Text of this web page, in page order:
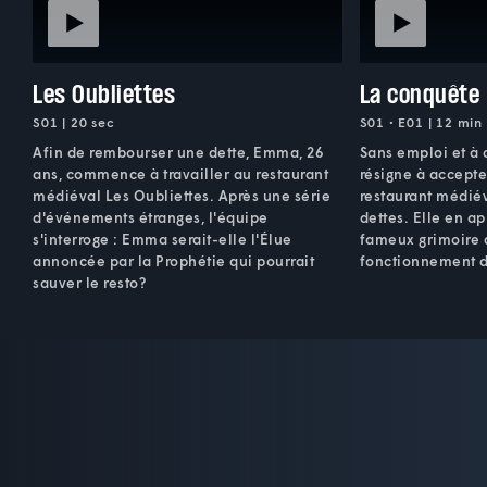
Les Oubliettes
S01 | 20 sec
Afin de rembourser une dette, Emma, 26
ans, commence à travailler au restaurant
médiéval Les Oubliettes. Après une série
d'événements étranges, l'équipe
s'interroge : Emma serait-elle l'Élue
annoncée par la Prophétie qui pourrait
sauver le resto?
La conquête
S01 • E01 | 12 min
Sans emploi et à
résigne à
restaurant
dettes. Elle en
fameux grimoire
fonctionnement